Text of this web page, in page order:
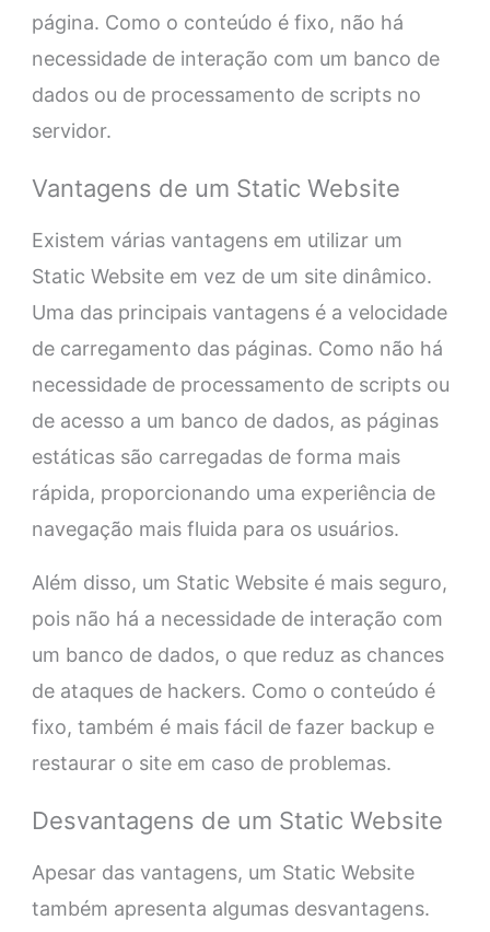
página. Como o conteúdo é fixo, não há
necessidade de interação com um banco de
dados ou de processamento de scripts no
servidor.
Vantagens de um Static Website
Existem várias vantagens em utilizar um
Static Website em vez de um site dinâmico.
Uma das principais vantagens é a velocidade
de carregamento das páginas. Como não há
necessidade de processamento de scripts ou
de acesso a um banco de dados, as páginas
estáticas são carregadas de forma mais
rápida, proporcionando uma experiência de
navegação mais fluida para os usuários.
Além disso, um Static Website é mais seguro,
pois não há a necessidade de interação com
um banco de dados, o que reduz as chances
de ataques de hackers. Como o conteúdo é
fixo, também é mais fácil de fazer backup e
restaurar o site em caso de problemas.
Desvantagens de um Static Website
Apesar das vantagens, um Static Website
também apresenta algumas desvantagens.